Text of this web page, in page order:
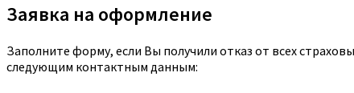
Заявка на оформление
Заполните форму, если Вы получили отказ от всех
следующим контактным данным: